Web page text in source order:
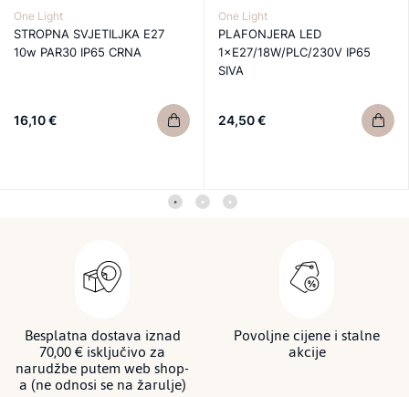
One Light
STROPNA SVJETILJKA E27
10w PAR30 IP65 CRNA
16,10 €
One Light
PLAFONJERA LED
1×E27/18W/PLC/230V IP65
SIVA
24,50 €
Besplatna dostava iznad
70,00 € isključivo za
narudžbe putem web shop-
a (ne odnosi se na žarulje)
Povoljne cijene i stalne
akcije